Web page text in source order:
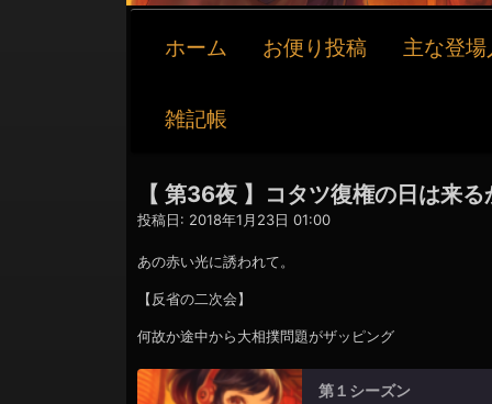
シ
ョ
ン
ホーム お便り投稿 主な登
雑記帳
【 第36夜 】コタツ復権の日は来る
投稿日: 2018年1月23日 01:00
あの赤い光に誘われて。
【反省の二次会】
何故か途中から大相撲問題がザッピング
第１シーズン